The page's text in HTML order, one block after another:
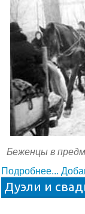
Беженцы в
Подробнее...
Дуэли и